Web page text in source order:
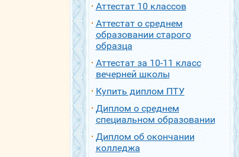
Аттестат 10 классов
Аттестат о среднем
образовании старого
образца
Аттестат за 10-11 класс
вечерней школы
Купить диплом ПТУ
Диплом о среднем
специальном образовании
Диплом об окончании
колледжа